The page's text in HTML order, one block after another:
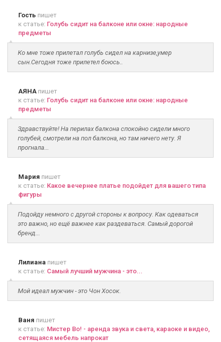
Гость пишет
к статье: Голубь сидит на балконе или окне: народные
предметы
Ко мне тоже прилетал голубь сидел на карнизе,умер
сын.Сегодня тоже прилетел боюсь..
АЯНА пишет
к статье: Голубь сидит на балконе или окне: народные
предметы
Здравствуйте! На перилах балкона спокойно сидели много
голубей, смотрели на пол балкона, но там ничего нету. Я
прогнала...
Мария пишет
к статье: Какое вечернее платье подойдет для вашего типа
фигуры
Подойду немного с другой стороны к вопросу. Как одеваться
это важно, но ещё важнее как раздеваться. Самый дорогой
бренд...
Лилиана пишет
к статье: Самый лучший мужчина - это...
Мой идеал мужчин - это Чон Хосок.
Ваня пишет
к статье: Мистер Во! - аренда звука и света, караоке и видео,
сетящаяся мебель напрокат